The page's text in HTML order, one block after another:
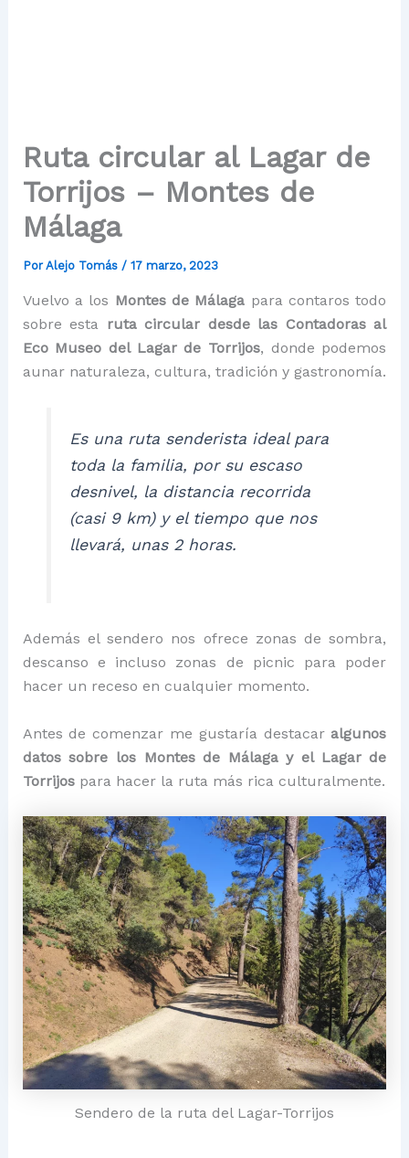
Ruta circular al Lagar de
Torrijos – Montes de
Málaga
PorAlejo Tomás / 17 marzo, 2023
Vuelvo a los Montes de Málaga para contaros todo
sobre esta ruta circular desde las Contadoras al
Eco Museo del Lagar de Torrijos, donde podemos
aunar naturaleza, cultura, tradición y gastronomía.
Es una ruta senderista ideal para
toda la familia, por su escaso
desnivel, la distancia recorrida
(casi 9 km) y el tiempo que nos
llevará, unas 2 horas.
Además el sendero nos ofrece zonas de sombra,
descanso e incluso zonas de picnic para poder
hacer un receso en cualquier momento.
Antes de comenzar me gustaría destacaralgunos
datos sobre los Montes de Málaga y el Lagar de
Torrijospara hacer la ruta más rica culturalmente.
Sendero de la ruta del Lagar-Torrijos